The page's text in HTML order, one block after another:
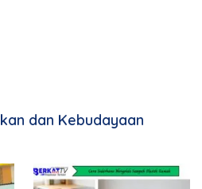
dan Kebudayaan